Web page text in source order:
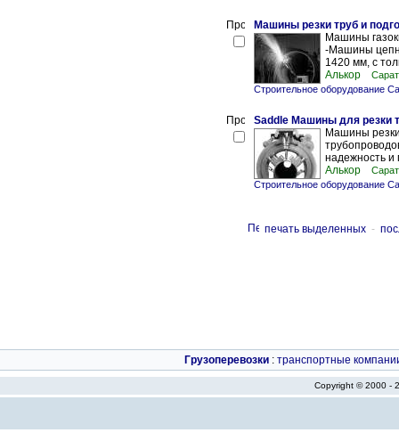
Машины резки труб и
Машины
-Машины
1420 мм, с
Алькор
Строительное оборудование
Saddle Машины для резки
Машины
надежность и
Алькор
Строительное оборудование
печать выделенных -
Грузоперевозки : транспортные
Copyright © 2000 -